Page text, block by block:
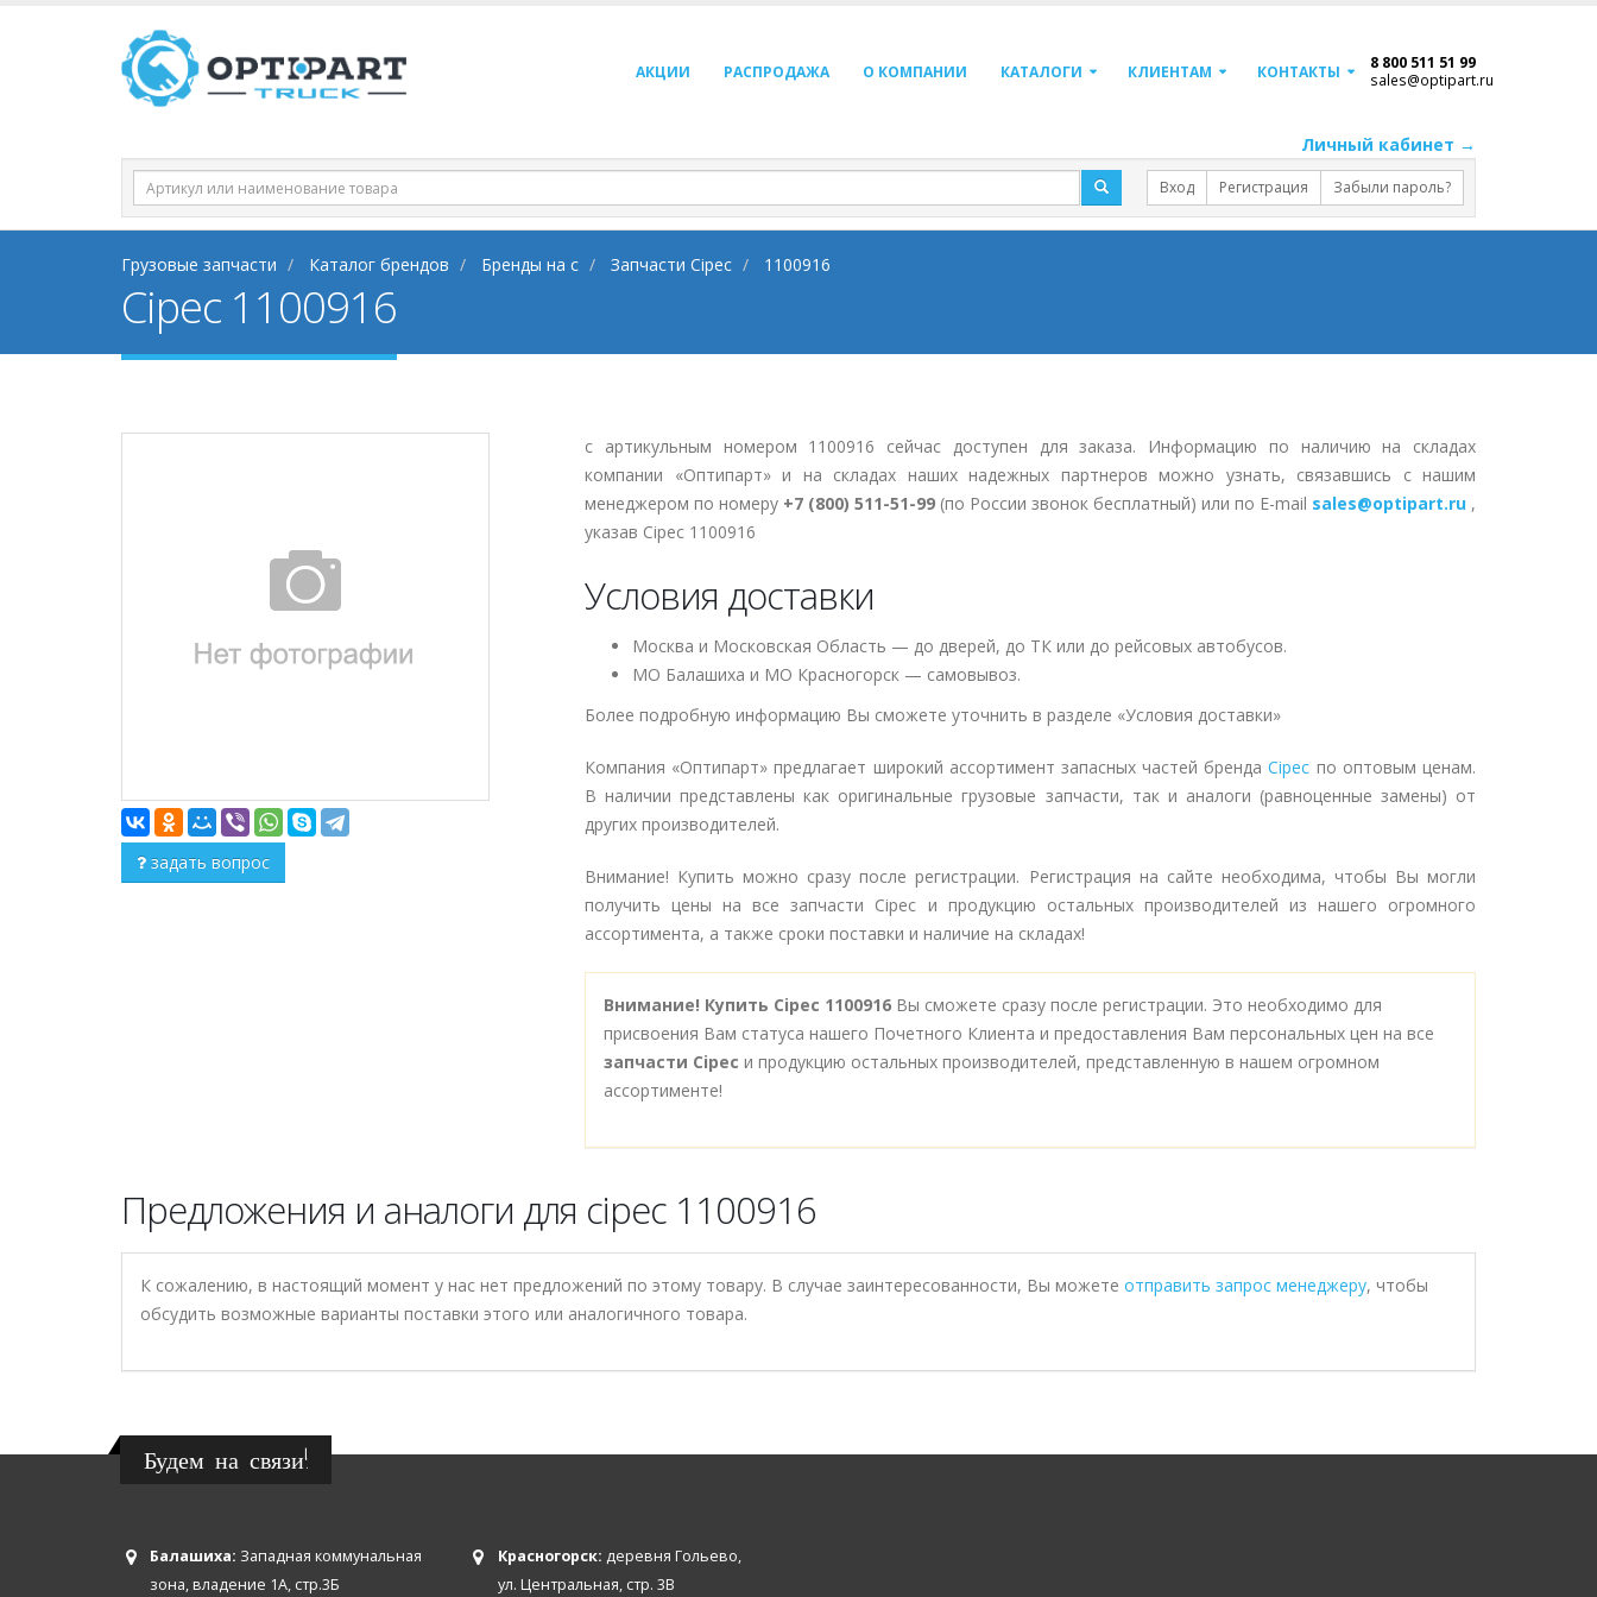
АКЦИИ РАСПРОДАЖА О КОМПАНИИ КАТАЛОГИ КЛИЕНТАМ КОНТАКТЫ 8 800 511 51 99
sales@optipart.ru
Личный кабинет →
Вход Регистрация Забыли пароль?
Грузовые запчасти Каталог брендов Бренды на c Запчасти Cipec 1100916
Cipec 1100916
задать вопрос
с артикульным номером 1100916 сейчас доступен для заказа. Информацию по наличию на складах
компании «Оптипарт» и на складах наших надежных партнеров можно узнать, связавшись с нашим
менеджером по номеру +7 (800) 511-51-99 (по России звонок бесплатный) или по E-mail sales@optipart.ru ,
указав Cipec 1100916
Условия доставки
Москва и Московская Область — до дверей, до ТК или до рейсовых автобусов.
МО Балашиха и МО Красногорск — самовывоз.
Более подробную информацию Вы сможете уточнить в разделе «Условия доставки»
Компания «Оптипарт» предлагает широкий ассортимент запасных частей брендаCipec по оптовым ценам.
В наличии представлены как оригинальные грузовые запчасти, так и аналоги (равноценные замены) от
других производителей.
Внимание! Купить можно сразу после регистрации. Регистрация на сайте необходима, чтобы Вы могли
получить цены на все запчасти Cipec и продукцию остальных производителей из нашего огромного
ассортимента, а также сроки поставки и наличие на складах!
Внимание! Купить Cipec 1100916 Вы сможете сразу после регистрации. Это необходимо для
присвоения Вам статуса нашего Почетного Клиента и предоставления Вам персональных цен на все
запчасти Cipec и продукцию остальных производителей, представленную в нашем огромном
ассортименте!
Предложения и аналоги для cipec 1100916
К сожалению, в настоящий момент у нас нет предложений по этому товару. В случае заинтересованности, Вы можете отправить запрос менеджеру, чтобы
обсудить возможные варианты поставки этого или аналогичного товара.
Будем на связи!
Балашиха: Западная коммунальная
зона, владение 1А, стр.3Б
Красногорск: деревня Гольево,
ул. Центральная, стр. 3В